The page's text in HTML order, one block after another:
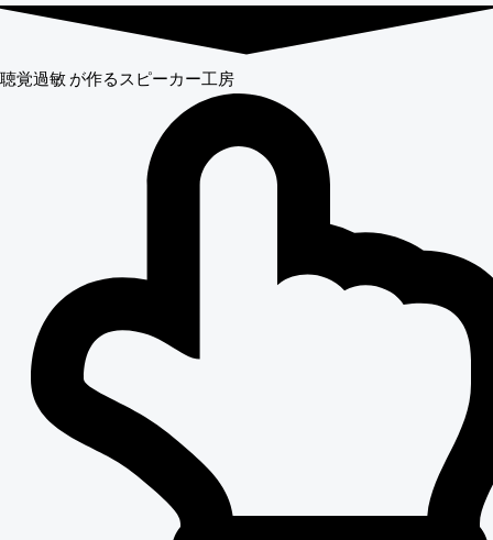
聴覚過敏 が作るスピーカー工房